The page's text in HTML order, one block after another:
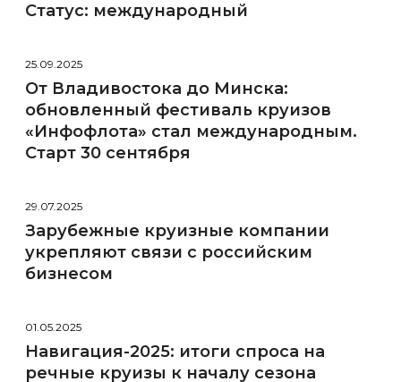
Статус: международный
25.09.2025
От Владивостока до Минска:
обновленный фестиваль круизов
«Инфофлота» стал международным.
Старт 30 сентября
29.07.2025
Зарубежные круизные компании
укрепляют связи с российским
бизнесом
01.05.2025
Навигация-2025: итоги спроса на
речные круизы к началу сезона